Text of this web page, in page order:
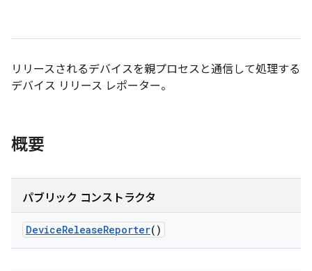
リリースされるデバイスを親プロセスと通信して処理する
デバイス リリース レポーター。
概要
パブリック コンストラクタ
DeviceReleaseReporter()